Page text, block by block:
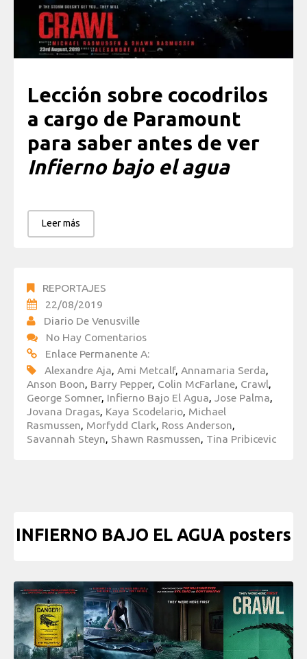
Lección sobre cocodrilos
a cargo de Paramount
para saber antes de ver
Infierno bajo el agua
Leer más
REPORTAJES
22/08/2019
Diario De Venusville
No Hay Comentarios
Enlace Permanente A:
Alexandre Aja, Ami Metcalf, Annamaria Serda,
Anson Boon, Barry Pepper, Colin McFarlane, Crawl,
George Somner, Infierno Bajo El Agua, Jose Palma,
Jovana Dragas, Kaya Scodelario, Michael
Rasmussen, Morfydd Clark, Ross Anderson,
Savannah Steyn, Shawn Rasmussen, Tina Pribicevic
INFIERNO BAJO EL AGUA posters